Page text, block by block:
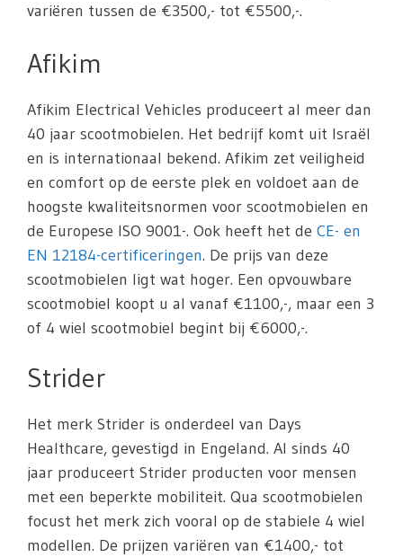
variëren tussen de €3500,- tot €5500,-.
Afikim
Afikim Electrical Vehicles produceert al meer dan
40 jaar scootmobielen. Het bedrijf komt uit Israël
en is internationaal bekend. Afikim zet veiligheid
en comfort op de eerste plek en voldoet aan de
hoogste kwaliteitsnormen voor scootmobielen en
de Europese ISO 9001-. Ook heeft het de CE- en
EN 12184-certificeringen. De prijs van deze
scootmobielen ligt wat hoger. Een opvouwbare
scootmobiel koopt u al vanaf €1100,-, maar een 3
of 4 wiel scootmobiel begint bij €6000,-.
Strider
Het merk Strider is onderdeel van Days
Healthcare, gevestigd in Engeland. Al sinds 40
jaar produceert Strider producten voor mensen
met een beperkte mobiliteit. Qua scootmobielen
focust het merk zich vooral op de stabiele 4 wiel
modellen. De prijzen variëren van €1400,- tot